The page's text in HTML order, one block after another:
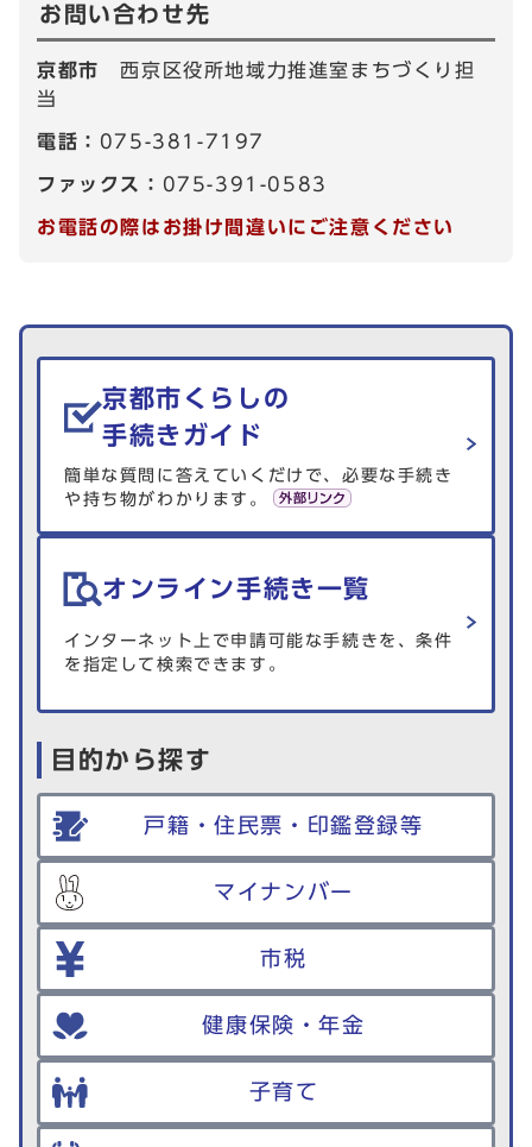
お問い合わせ先
京都市西京区役所地域力推進室まちづくり担
当
電話： 075-381-7197
ファックス： 075-391-0583
お電話の際はお掛け間違いにご注意ください
生活情報を探す
京都市くらしの
手続きガイド
簡単な質問に答えていくだけで、必要な手続き
や持ち物がわかります。
オンライン手続き一覧
インターネット上で申請可能な手続きを、条件
を指定して検索できます。
目的から探す
戸籍・住民票・印鑑登録等
マイナンバー
市税
健康保険・年金
子育て